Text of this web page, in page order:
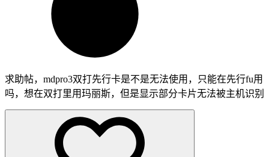
求助帖，mdpro3双打先行卡是不是无法使用，只能在先行fu用
吗，想在双打里用玛丽斯，但是显示部分卡片无法被主机识别